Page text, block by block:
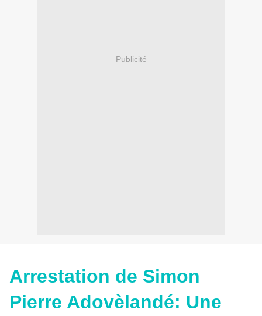
Publicité
Arrestation de Simon
Pierre Adovèlandé: Une